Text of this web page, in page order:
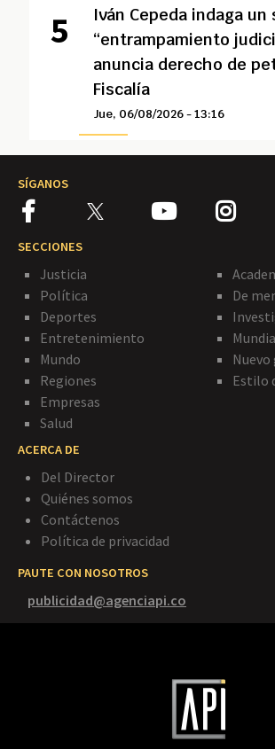
Iván Cepeda indaga
“entrampamiento
anuncia derecho de
Fiscalía
Jue, 06/08/2026 - 13:16
SÍGANOS
SECCIONES
Justicia
Política
Deportes
Entretenimiento
Mundo
Regiones
Empresas
Salud
De
Estilo
ACERCA DE
Del Director
Quiénes somos
Contáctenos
Política de privacidad
PAUTE CON NOSOTROS
publicidad@agenciapi.co